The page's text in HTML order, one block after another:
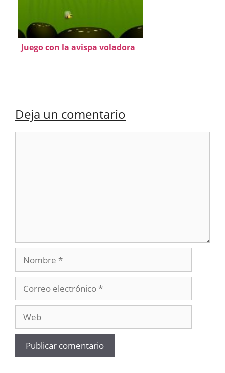
Juego con la avispa voladora
Deja un comentario
Nombre
electrónico